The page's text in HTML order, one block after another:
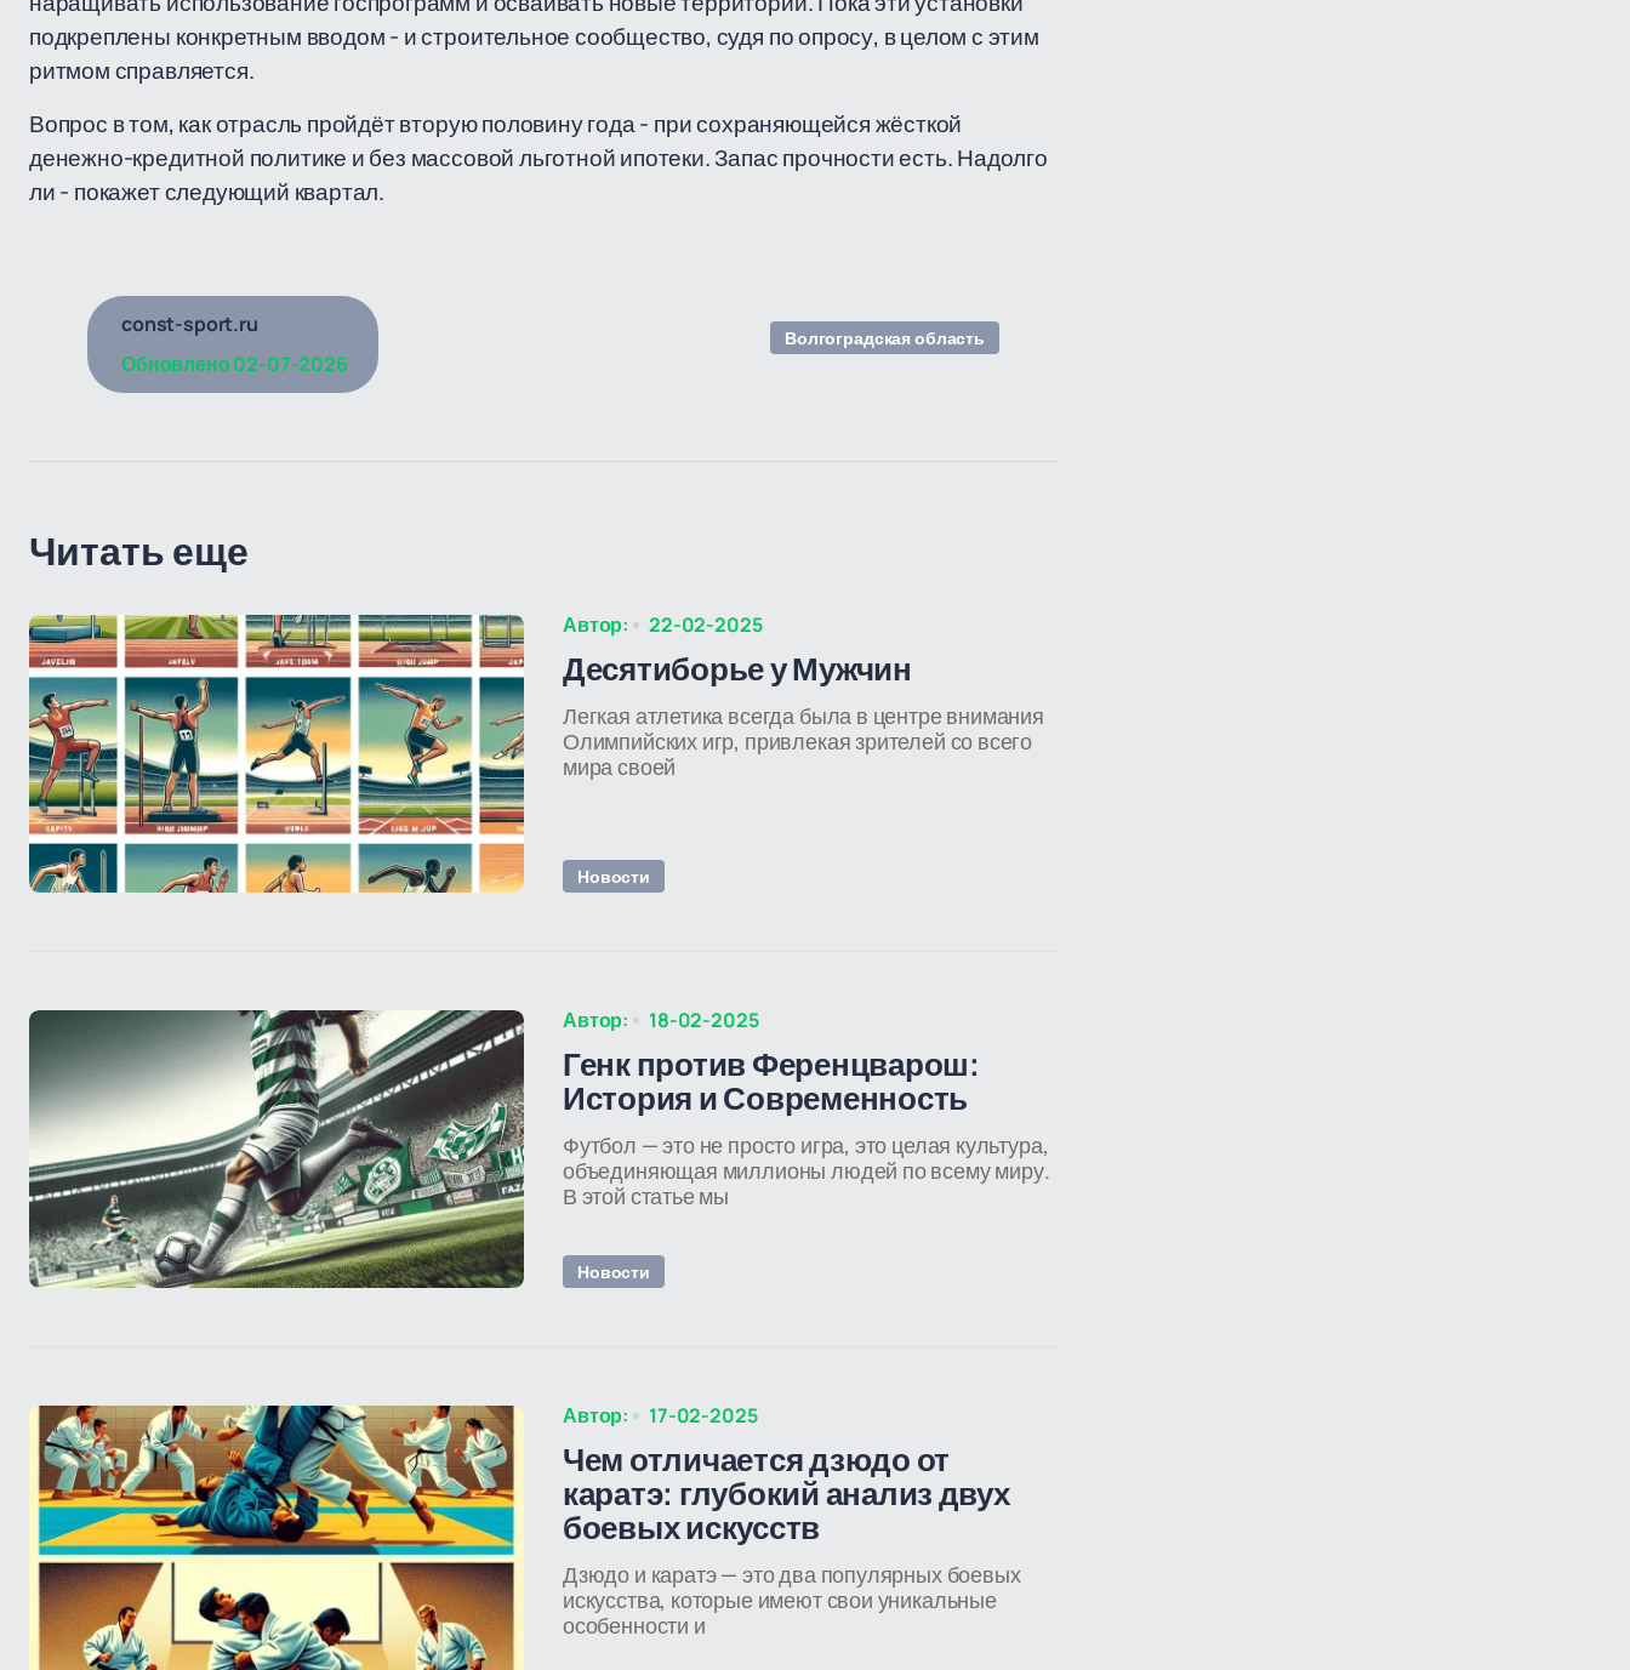
подкреплены конкретным вводом - и строительное сообщество, судя по опросу, в целом с этим
ритмом справляется.
Вопрос в том, как отрасль пройдёт вторую половину года - при сохраняющейся жёсткой
денежно-кредитной политике и без массовой льготной ипотеки. Запас прочности есть. Надолго
ли - покажет следующий квартал.
const-sport.ru
Обновлено02-07-2026
Волгоградская область
Читать еще
Автор: 22-02-2025
Десятиборье у Мужчин
Легкая атлетика всегда была в центре внимания
Олимпийских игр, привлекая зрителей со всего
мира своей
Новости
Автор: 18-02-2025
Генк против Ференцварош:
История и Современность
Футбол — это не просто игра, это целая культура,
объединяющая миллионы людей по всему миру.
В этой статье мы
Новости
Автор: 17-02-2025
Чем отличается дзюдо от
каратэ: глубокий анализ двух
боевых искусств
Дзюдо и каратэ — это два популярных боевых
искусства, которые имеют свои уникальные
особенности и